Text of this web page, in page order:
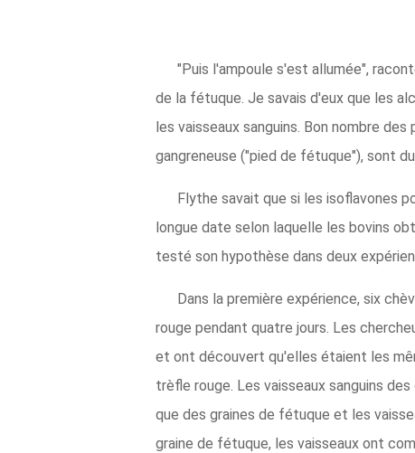
"Puis l'ampoule s'est allumée",
de la fétuque. Je savais d'eux que les
les vaisseaux sanguins. Bon nombre
gangreneuse ("pied de fétuque"), sont
Flythe savait que si les isoflavones
longue date selon laquelle les bovins
testé son hypothèse dans deux
Dans la première expérience, six
rouge pendant quatre jours. Les
et ont découvert qu'elles étaient les
trèfle rouge. Les vaisseaux sanguins
que des graines de fétuque et les
graine de fétuque, les vaisseaux ont